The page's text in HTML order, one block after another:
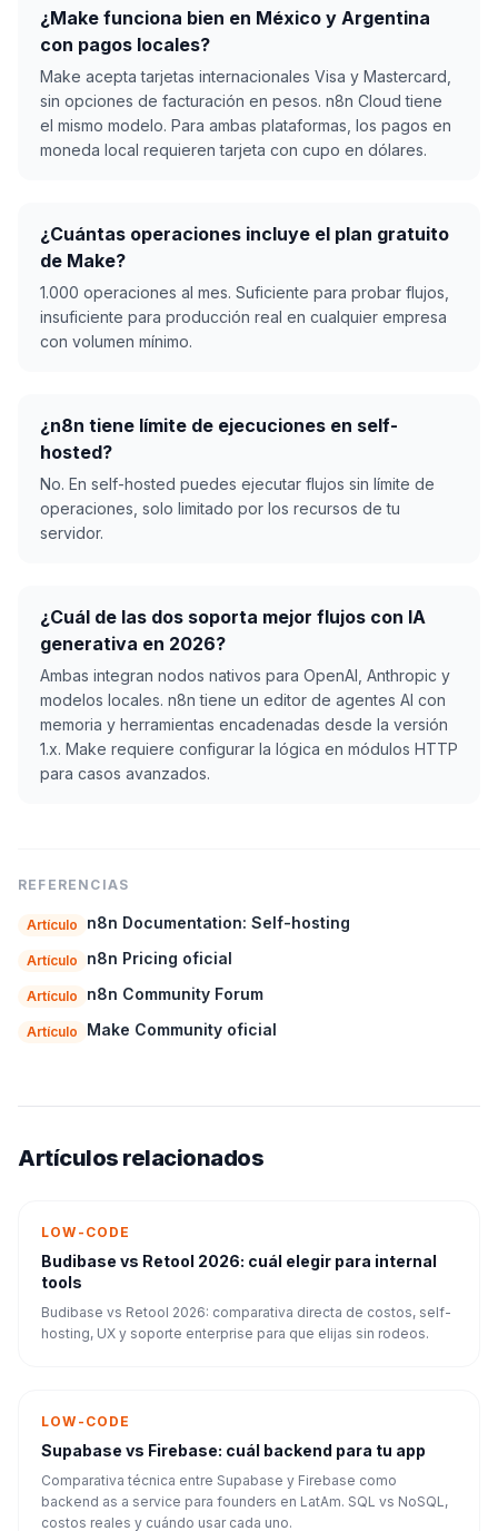
¿Make funciona bien en México y Argentina
con pagos locales?
Make acepta tarjetas internacionales Visa y Mastercard,
sin opciones de facturación en pesos. n8n Cloud tiene
el mismo modelo. Para ambas plataformas, los pagos en
moneda local requieren tarjeta con cupo en dólares.
¿Cuántas operaciones incluye el plan gratuito
de Make?
1.000 operaciones al mes. Suficiente para probar flujos,
insuficiente para producción real en cualquier empresa
con volumen mínimo.
¿n8n tiene límite de ejecuciones en self-
hosted?
No. En self-hosted puedes ejecutar flujos sin límite de
operaciones, solo limitado por los recursos de tu
servidor.
¿Cuál de las dos soporta mejor flujos con IA
generativa en 2026?
Ambas integran nodos nativos para OpenAI, Anthropic y
modelos locales. n8n tiene un editor de agentes AI con
memoria y herramientas encadenadas desde la versión
1.x. Make requiere configurar la lógica en módulos HTTP
para casos avanzados.
REFERENCIAS
Artículo n8n Documentation: Self-hosting
Artículo n8n Pricing oficial
Artículo n8n Community Forum
Artículo Make Community oficial
Artículos relacionados
LOW-CODE
Budibase vs Retool 2026: cuál elegir para internal
tools
Budibase vs Retool 2026: comparativa directa de costos, self-
hosting, UX y soporte enterprise para que elijas sin rodeos.
LOW-CODE
Supabase vs Firebase: cuál backend para tu app
Comparativa técnica entre Supabase y Firebase como
backend as a service para founders en LatAm. SQL vs NoSQL,
costos reales y cuándo usar cada uno.